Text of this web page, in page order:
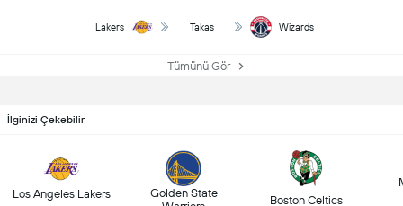
Lakers Takas Wizards
Tümünü Gör
İlginizi Çekebilir
Los Angeles Lakers
Golden State
Boston Celtics